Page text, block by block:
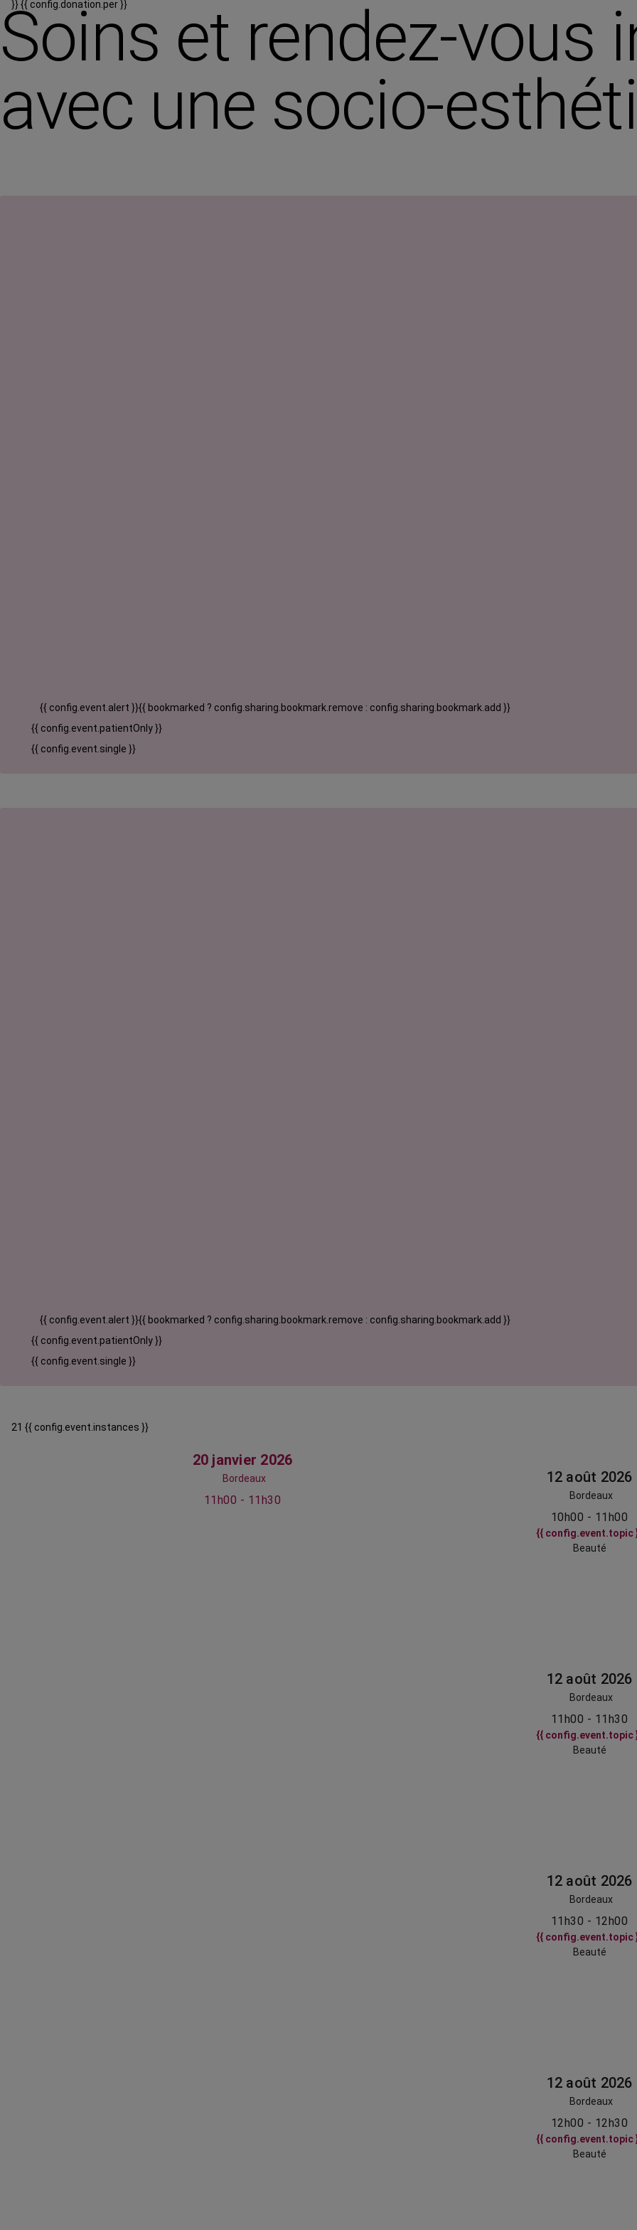
}}{{ config.donation.per }}
Soins et rendez-vous
avec une socio-
{{ config.event.alert }}{{ bookmarked ? config.sharing.bookmark.remove : config.sharing.bookmark.add }}
{{ config.event.patientOnly }}
{{ config.event.single }}
{{ config.event.alert }}{{ bookmarked ? config.sharing.bookmark.remove : config.sharing.bookmark.add }}
{{ config.event.patientOnly }}
{{ config.event.single }}
21 {{ config.event.instances }}
20 janvier 2026
Bordeaux
11h00 - 11h30
12 août 2026
Bordeaux
10h00 - 11h00
{{ config.event.topic
Beauté
12 août 2026
Bordeaux
11h00 - 11h30
{{ config.event.topic
Beauté
12 août 2026
Bordeaux
11h30 - 12h00
{{ config.event.topic
Beauté
12 août 2026
Bordeaux
12h00 - 12h30
{{ config.event.topic
Beauté